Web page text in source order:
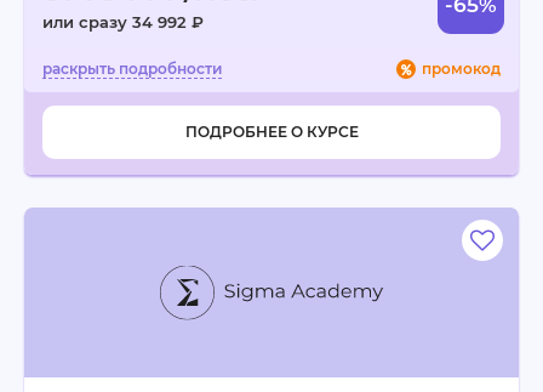
или сразу 34 992 ₽
-65%
промокод
ПОДРОБНЕЕ О КУРСЕ